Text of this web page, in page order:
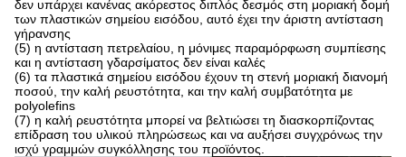
δεν υπάρχει κανένας ακόρεστος διπλός δεσμός στη μοριακή δομή
των πλαστικών σημείου εισόδου, αυτό έχει την άριστη αντίσταση
γήρανσης
(5) η αντίσταση πετρελαίου, η μόνιμες παραμόρφωση συμπίεσης
και η αντίσταση γδαρσίματος δεν είναι καλές
(6) τα πλαστικά σημείου εισόδου έχουν τη στενή μοριακή διανομή
ποσού, την καλή ρευστότητα, και την καλή συμβατότητα με
polyolefins
(7) η καλή ρευστότητα μπορεί να βελτιώσει τη διασκορπίζοντας
επίδραση του υλικού πληρώσεως και να αυξήσει συγχρόνως την
ισχύ γραμμών συγκόλλησης του προϊόντος.